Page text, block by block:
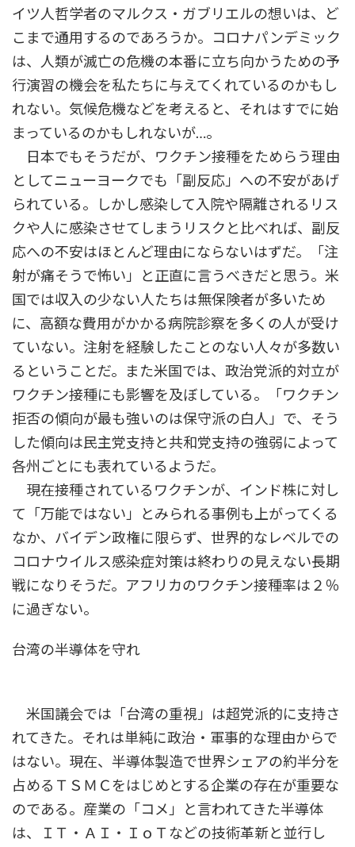
イツ人哲学者のマルクス・ガブリエルの想いは、ど
こまで通用するのであろうか。コロナパンデミック
は、人類が滅亡の危機の本番に立ち向かうための予
行演習の機会を私たちに与えてくれているのかもし
れない。気候危機などを考えると、それはすでに始
まっているのかもしれないが…。
日本でもそうだが、ワクチン接種をためらう理由
としてニューヨークでも「副反応」への不安があげ
られている。しかし感染して入院や隔離されるリス
クや人に感染させてしまうリスクと比べれば、副反
応への不安はほとんど理由にならないはずだ。「注
射が痛そうで怖い」と正直に言うべきだと思う。米
国では収入の少ない人たちは無保険者が多いため
に、高額な費用がかかる病院診察を多くの人が受け
ていない。注射を経験したことのない人々が多数い
るということだ。また米国では、政治党派的対立が
ワクチン接種にも影響を及ぼしている。「ワクチン
拒否の傾向が最も強いのは保守派の白人」で、そう
した傾向は民主党支持と共和党支持の強弱によって
各州ごとにも表れているようだ。
現在接種されているワクチンが、インド株に対し
て「万能ではない」とみられる事例も上がってくる
なか、バイデン政権に限らず、世界的なレベルでの
コロナウイルス感染症対策は終わりの見えない長期
戦になりそうだ。アフリカのワクチン接種率は２％
に過ぎない。
台湾の半導体を守れ
米国議会では「台湾の重視」は超党派的に支持さ
れてきた。それは単純に政治・軍事的な理由からで
はない。現在、半導体製造で世界シェアの約半分を
占めるＴＳＭＣをはじめとする企業の存在が重要な
のである。産業の「コメ」と言われてきた半導体
は、ＩＴ・ＡＩ・ＩｏＴなどの技術革新と並行し